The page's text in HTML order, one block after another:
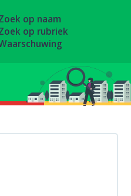
op naam
op rubriek